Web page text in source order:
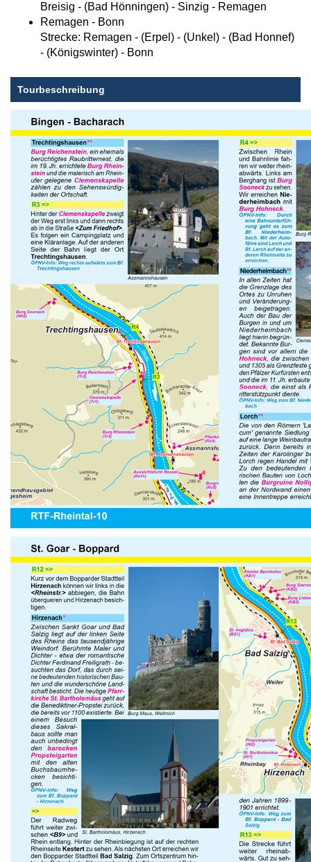
Breisig - (Bad Hönningen) - Sinzig - Remagen
Remagen - Bonn
Strecke: Remagen - (Erpel) - (Unkel) - (Bad Honnef)
- (Königswinter) - Bonn
Tourbeschreibung